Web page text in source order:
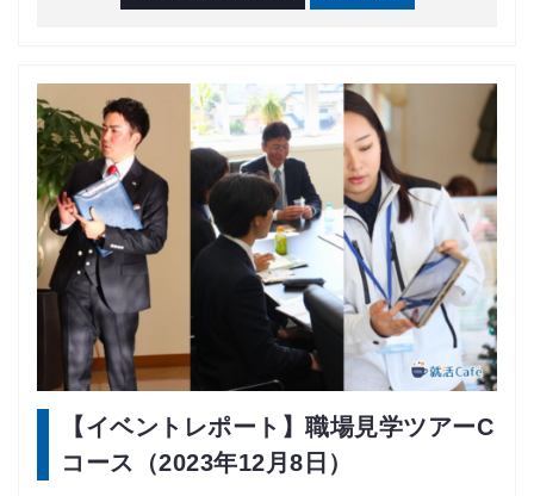
【イベントレポート】職場見学ツアーC
コース（2023年12月8日）